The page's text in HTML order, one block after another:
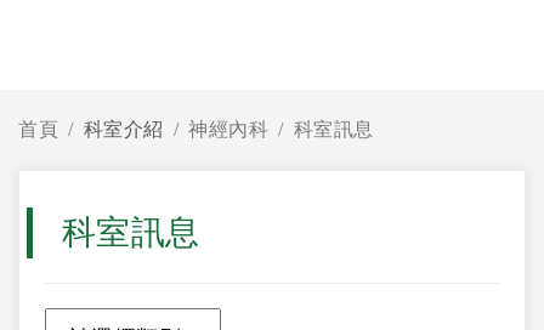
首頁 科室介紹 神經內科 科室訊息
科室訊息